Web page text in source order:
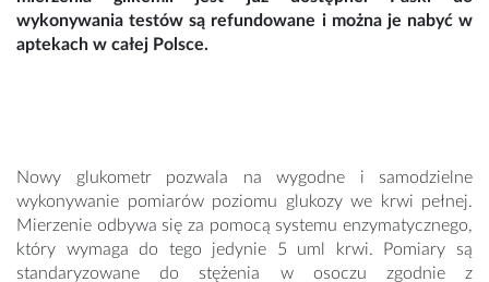
wykonywania testów są refundowane i można je nabyć w
aptekach w całej Polsce.
Nowy glukometr pozwala na wygodne i samodzielne
wykonywanie pomiarów poziomu glukozy we krwi pełnej.
Mierzenie odbywa się za pomocą systemu enzymatycznego,
który wymaga do tego jedynie 5 uml krwi. Pomiary są
standaryzowane do stężenia w osoczu zgodnie z